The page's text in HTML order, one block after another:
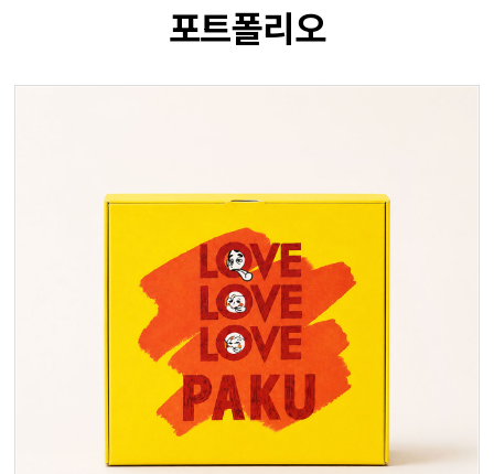
포트폴리오